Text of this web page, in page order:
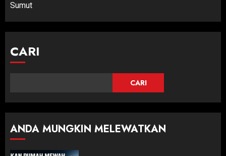
Sumut
CARI
CARI
ANDA MUNGKIN MELEWATKAN